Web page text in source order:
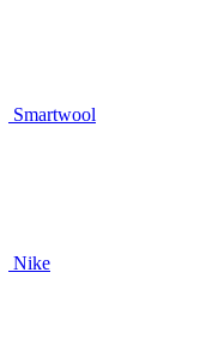
Smartwool
Nike